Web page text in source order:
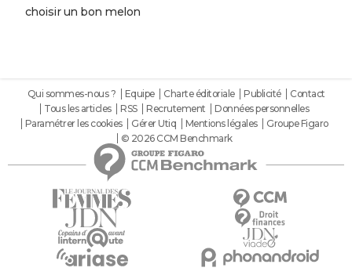
choisir un bon melon
Qui sommes-nous ? Equipe Charte éditoriale Publicité
Contact
Tous les articles
RSS Recrutement
Données personnelles
Paramétrer les cookies
Gérer Utiq Mentions légales
Groupe Figaro
© 2026 CCM Benchmark